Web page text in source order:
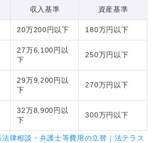
収入基準 資産基準
20万200円以下 180万円以下
27万6,100円以
下
250万円以下
29万9,200円以
下
270万円以下
32万8,900円以
下
300万円以下
法律相談・弁護士等費用の立替｜法テラス